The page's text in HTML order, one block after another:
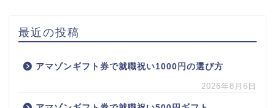
最近の投稿
アマゾンギフト券で就職祝い1000円の選び方
2026年8月6日